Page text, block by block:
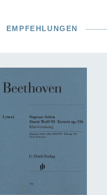
EMPFEHLUNGEN